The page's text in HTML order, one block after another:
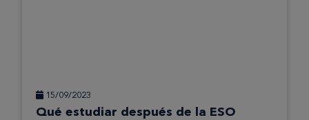
15/09/2023
Qué estudiar después de la ESO